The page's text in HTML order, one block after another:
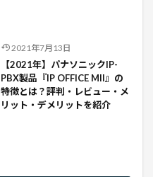
2021年7月13日
【2021年】パナソニックIP-
PBX製品『IP OFFICE Mll』の
特徴とは？評判・レビュー・メ
リット・デメリットを紹介